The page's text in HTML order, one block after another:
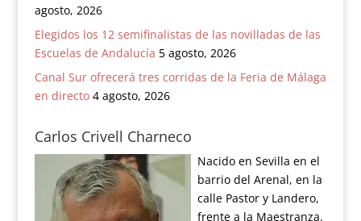
agosto, 2026
Elegidos los 12 semifinalistas de las novilladas de las
Escuelas de Andalucía 5 agosto, 2026
Canal Sur ofrecerá tres corridas de la Feria de Málaga
en directo 4 agosto, 2026
Carlos Crivell Charneco
Nacido en Sevilla en el
barrio del Arenal, en la
calle Pastor y Landero,
frente a la Maestranza.